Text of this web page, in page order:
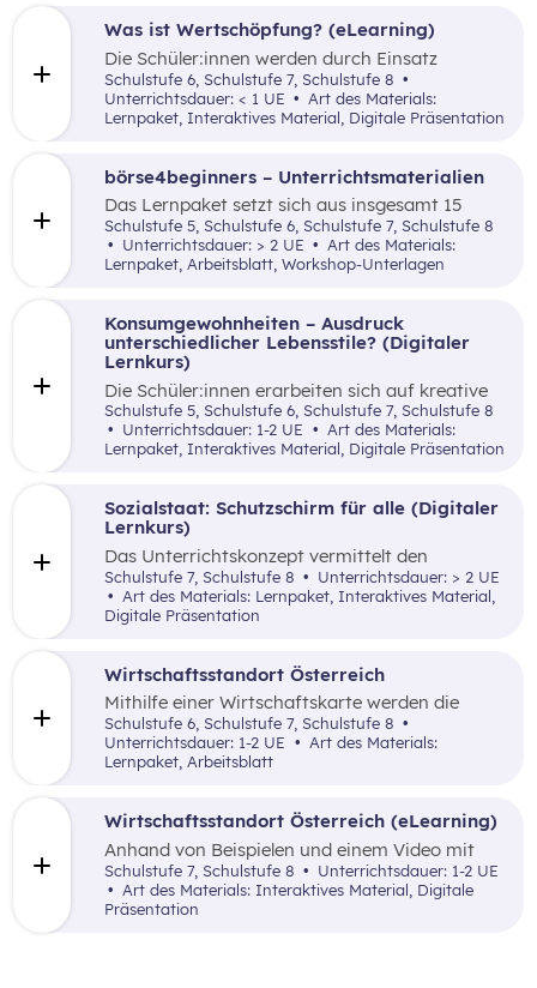
von Armut und Ausgrenzung betroffenen
Was ist Wertschöpfung? (eLearning)
Die Schüler:innen werden durch Einsatz
verschiedener inaktiver didaktischer Elemente
mit dem Begriff der Wertschöpfung(-kette)
anhand einfach nachvollziehbarer Beispiele
vertraut gemacht.
Schulstufe 6, Schulstufe 7, Schulstufe 8
Unterrichtsdauer: < 1 UE
Lernpaket, Interaktives Material, Digitale Präsentation
börse4beginners – Unterrichtsmaterialien
Das Lernpaket setzt sich aus insgesamt 15
Arbeitsaufträgen zusammen, welche den
Schüler:innen auf kreative, spielerische sowie
angewandte Art und Weise Grundlagenwissen
Schulstufe 5, Schulstufe 6, Schulstufe 7, Schulstufe 8
Unterrichtsdauer: > 2 UE
Lernpaket, Arbeitsblatt, Workshop-Unterlagen
Konsumgewohnheiten – Ausdruck
unterschiedlicher Lebensstile? (Digitaler
Lernkurs)
Die Schüler:innen erarbeiten sich auf kreative
Art mittels Bildanalyse den Zusammenhang
zwischen Konsumgewohnheiten, Lebensstile
und Umweltverträglichkeit.
Schulstufe 5, Schulstufe 6, Schulstufe 7, Schulstufe 8
Unterrichtsdauer: 1-2 UE
Art des Materials:
Lernpaket, Interaktives Material, Digitale Präsentation
Sozialstaat: Schutzschirm für alle (Digitaler
Lernkurs)
Das Unterrichtskonzept vermittelt den
Schüler:innen auf angewandte sowie
lebensnahe Art und Weise das Konzept von
institutionalisierter Solidarität in Form des
Sozialstaates – dabei werden auch die
österreichischen Sozialstaates (Finanzierung
der Pensionen) thematisiert.
Schulstufe 7, Schulstufe 8
Unterrichtsdauer: > 2 UE
Digitale Präsentation
Wirtschaftsstandort Österreich
Mithilfe einer Wirtschaftskarte werden die
wirtschaftlichen Schwerpunkte der
österreichischen Bundesländer analysiert.
Anschließend wählen sie einen
geeigneten Unternehmensstandort in
Schulstufe 6, Schulstufe 7, Schulstufe 8
Unterrichtsdauer: 1-2 UE
Art des Materials:
Lernpaket, Arbeitsblatt
Wirtschaftsstandort Österreich (eLearning)
Anhand von Beispielen und einem Video mit
anschließenden Multiple Choice Fragen werden
Standortfaktoren allgemein und speziell für
Österreichs erarbeitet.
Schulstufe 7, Schulstufe 8
Unterrichtsdauer: 1-2 UE
Präsentation